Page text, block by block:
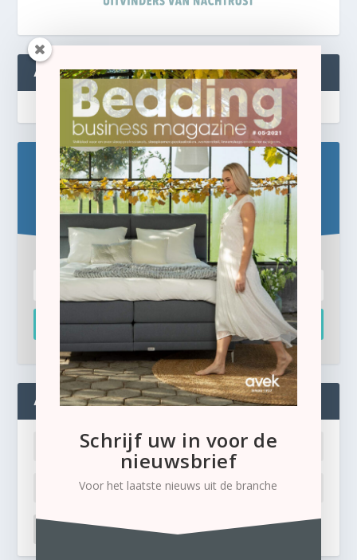
ABONNEREN
Blijf op de hoogte!
Schrijf u hier in voor de gratis e-newsletter.
Inschrijven
ADMIN
Ik ben mijn wachtwoord kwijt
Schrijf uw in voor de
nieuwsbrief
Voor het laatste nieuws uit de branche